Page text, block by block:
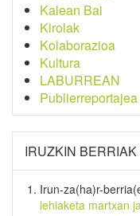
Kalean Bai
Kirolak
Kolaborazioa
Kultura
LABURREAN
Publierreportajea
IRUZKIN BERRIAK
Irun-za(ha)r-berria
lehiaketa martxan